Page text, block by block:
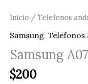
Inicio / Telefonos
Samsung, Telefonos
Samsung
$200